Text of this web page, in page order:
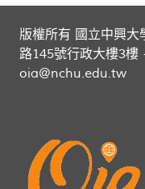
版權所有 國立中興大
路145號行政大樓3
oia@nchu.edu.tw